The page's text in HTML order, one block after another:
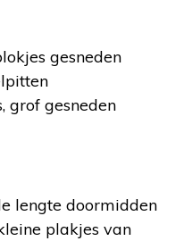
gesneden
grof gesneden
lengte doormidden
plakjes van